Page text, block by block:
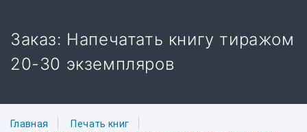
Заказ: Напечатать книгу тиражом
20-30 экземпляров
Главная
Печать книг